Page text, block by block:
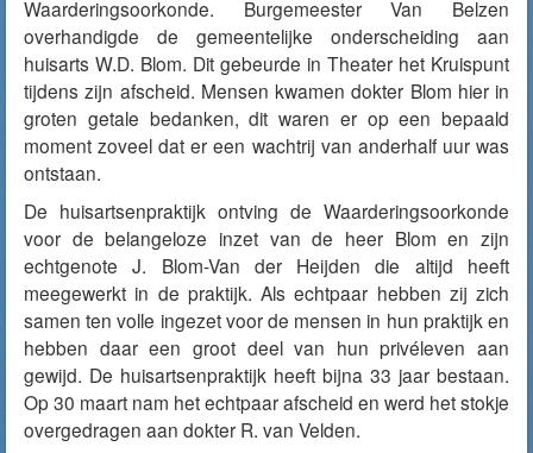
Waarderingsoorkonde. Burgemeester Van Belzen
overhandigde de gemeentelijke onderscheiding aan
huisarts W.D. Blom. Dit gebeurde in Theater het Kruispunt
tijdens zijn afscheid. Mensen kwamen dokter Blom hier in
groten getale bedanken, dit waren er op een bepaald
moment zoveel dat er een wachtrij van anderhalf uur was
ontstaan.
De huisartsenpraktijk ontving de Waarderingsoorkonde
voor de belangeloze inzet van de heer Blom en zijn
echtgenote J. Blom-Van der Heijden die altijd heeft
meegewerkt in de praktijk. Als echtpaar hebben zij zich
samen ten volle ingezet voor de mensen in hun praktijk en
hebben daar een groot deel van hun privéleven aan
gewijd. De huisartsenpraktijk heeft bijna 33 jaar bestaan.
Op 30 maart nam het echtpaar afscheid en werd het stokje
overgedragen aan dokter R. van Velden.